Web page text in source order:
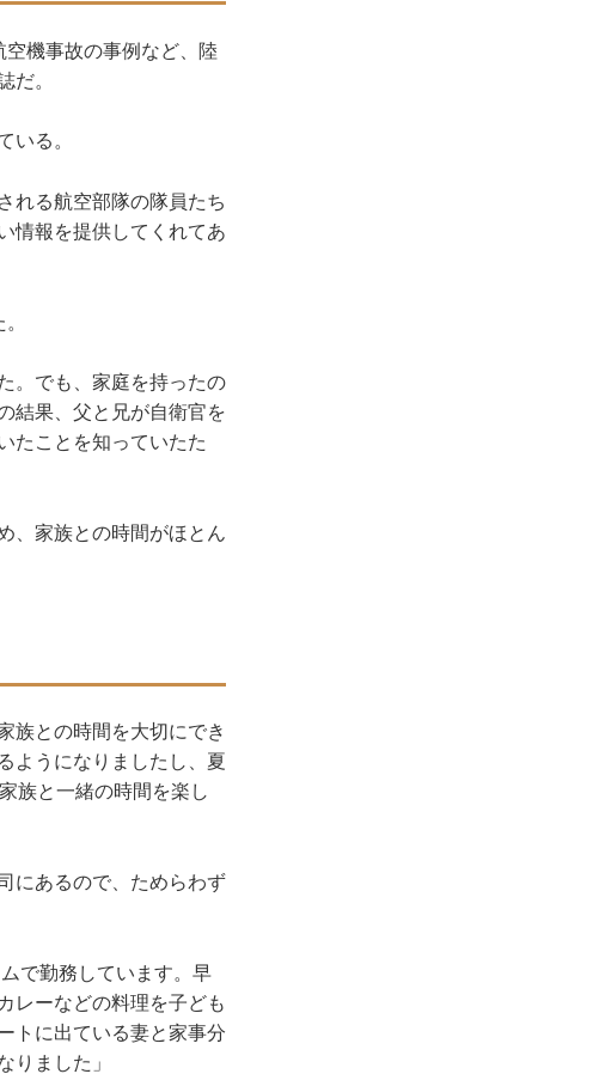
機事故の事例など、陸
だ。
いる。
れる航空部隊の隊員たち
情報を提供してくれてあ
。でも、家庭を持ったの
結果、父と兄が自衛官を
たことを知っていたた
、家族との時間がほとん
族との時間を大切にでき
ようになりましたし、夏
族と一緒の時間を楽し
にあるので、ためらわず
で勤務しています。早
レーなどの料理を子ども
トに出ている妻と家事分
りました」